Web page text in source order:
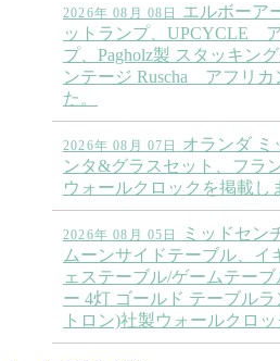
2026年 08月 08日
エルボーア
ットランプ、UPCYCLE
プ、Pagholz製 スタッキン
ンテージ Ruscha アフリカ
た。
2026年 08月 07日
オランダ ミ
ンタ&グラスセット、フラ
ウォールクロックを掲載し
2026年 08月 05日
ミッドセ
ムーンサイドテーブル、
ェステーブル/ゲームテー
ー 4灯 ゴールド テーブルラ
トロン)社製ウォールクロ